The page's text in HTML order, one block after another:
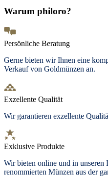
Warum philoro?
Persönliche Beratung
Gerne bieten wir Ihnen eine
Verkauf von Goldmünzen an.
Exzellente Qualität
Wir garantieren exzellente
Exklusive Produkte
Wir bieten online und in unseren
renommierten Münzen aus der